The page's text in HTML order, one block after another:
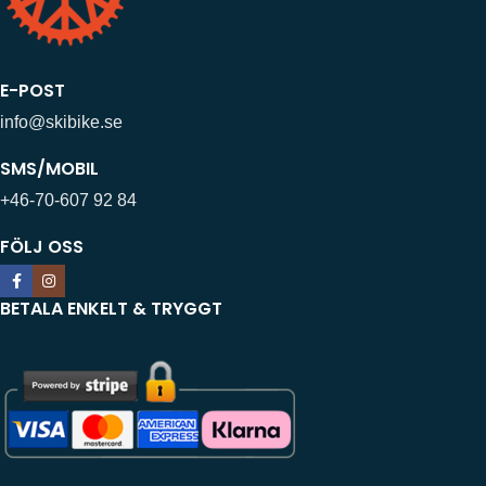
E-POST
info@skibike.se
SMS/MOBIL
+46-70-607 92 84
FÖLJ OSS
BETALA ENKELT & TRYGGT